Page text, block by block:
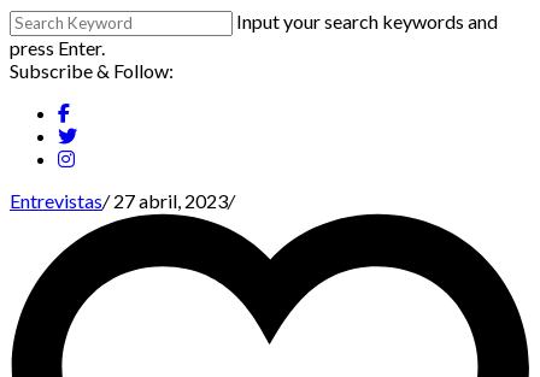
Input your search keywords and
press Enter.
Subscribe & Follow:
Entrevistas/27 abril, 2023/